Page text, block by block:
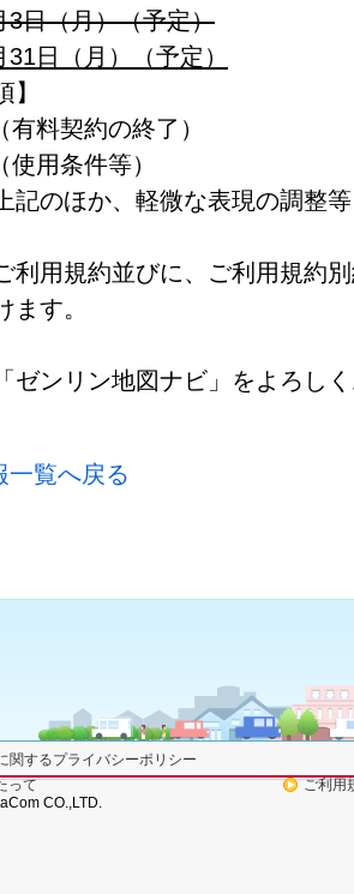
3日（月）（予定）
日（月）（予定）
】
有料契約の終了）
使用条件等）
記のほか、軽微な表現の調整等
利用規約並びに、ご利用規約
ます。
ゼンリン地図ナビ」をよろし
一覧へ戻る
関するプライバシーポリシー
って
ご利用
CO.,LTD.